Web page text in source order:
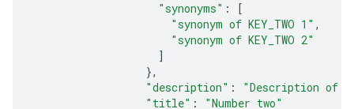
"synonyms" :
[
"synonym of KEY_TWO 1" ,
"synonym of KEY_TWO 2"
]
},
"description" :
"Description of
"title" :
"Number two"